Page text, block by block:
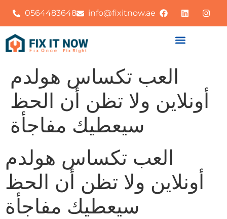
0564483648 info@fixitnow.ae
العب تكساس هولدم
أونلاين ولا تظن أن الحظ
سيعطيك مفاجأة
العب تكساس هولدم
أونلاين ولا تظن أن الحظ
سيعطيك مفاجأة